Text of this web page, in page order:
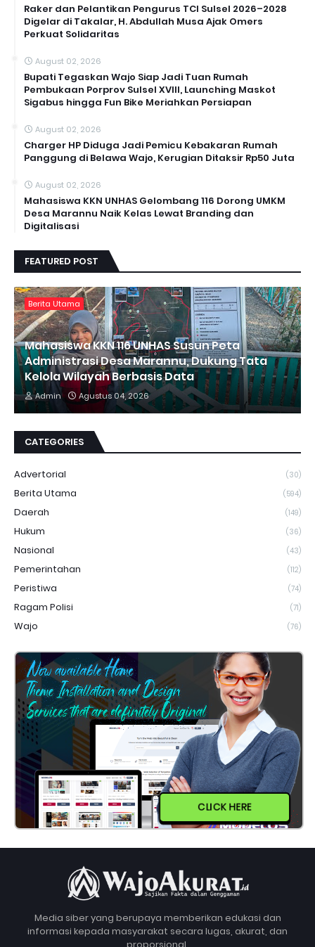
Raker dan Pelantikan Pengurus TCI Sulsel 2026–2028
Digelar di Takalar, H. Abdullah Musa Ajak Omers
Perkuat Solidaritas
August 02, 2026
Bupati Tegaskan Wajo Siap Jadi Tuan Rumah
Pembukaan Porprov Sulsel XVIII, Launching Maskot
Sigabus hingga Fun Bike Meriahkan Persiapan
August 02, 2026
Charger HP Diduga Jadi Pemicu Kebakaran Rumah
Panggung di Belawa Wajo, Kerugian Ditaksir Rp50 Juta
August 02, 2026
Mahasiswa KKN UNHAS Gelombang 116 Dorong UMKM
Desa Marannu Naik Kelas Lewat Branding dan
Digitalisasi
FEATURED POST
Berita Utama
Mahasiswa KKN 116 UNHAS Susun Peta
Administrasi Desa Marannu, Dukung Tata
Kelola Wilayah Berbasis Data
Admin Agustus 04, 2026
CATEGORIES
Advertorial (30)
Berita Utama (594)
Daerah (149)
Hukum (36)
Nasional (43)
Pemerintahan (112)
Peristiwa (74)
Ragam Polisi (71)
Wajo (76)
CLICK HERE
Media siber yang berupaya memberikan edukasi dan
informasi kepada masyarakat secara lugas, akurat, dan